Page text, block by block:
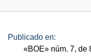
Publicado en:
«BOE» núm. 7, de